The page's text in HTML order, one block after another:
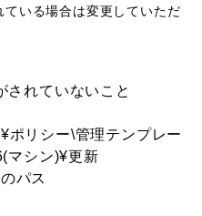
いる場合は変更していただ
されていないこと
リシー\管理テンプレー
マシン)¥更新
パス